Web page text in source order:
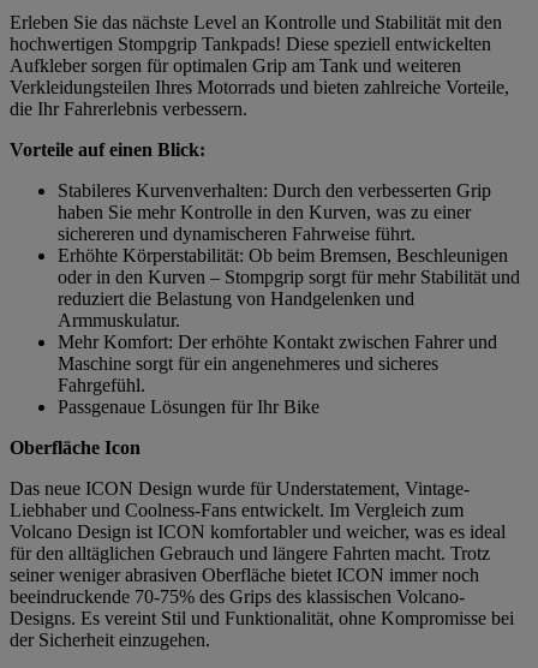
Erleben Sie das nächste Level an Kontrolle und Stabilität mit den
hochwertigen Stompgrip Tankpads! Diese speziell entwickelten
Aufkleber sorgen für optimalen Grip am Tank und weiteren
Verkleidungsteilen Ihres Motorrads und bieten zahlreiche Vorteile,
die Ihr Fahrerlebnis verbessern.
Vorteile auf einen Blick:
Stabileres Kurvenverhalten: Durch den verbesserten Grip
haben Sie mehr Kontrolle in den Kurven, was zu einer
sichereren und dynamischeren Fahrweise führt.
Erhöhte Körperstabilität: Ob beim Bremsen, Beschleunigen
oder in den Kurven – Stompgrip sorgt für mehr Stabilität und
reduziert die Belastung von Handgelenken und
Armmuskulatur.
Mehr Komfort: Der erhöhte Kontakt zwischen Fahrer und
Maschine sorgt für ein angenehmeres und sicheres
Fahrgefühl.
Passgenaue Lösungen für Ihr Bike
Oberfläche Icon
Das neue ICON Design wurde für Understatement, Vintage-
Liebhaber und Coolness-Fans entwickelt. Im Vergleich zum
Volcano Design ist ICON komfortabler und weicher, was es ideal
für den alltäglichen Gebrauch und längere Fahrten macht. Trotz
seiner weniger abrasiven Oberfläche bietet ICON immer noch
beeindruckende 70-75% des Grips des klassischen Volcano-
Designs. Es vereint Stil und Funktionalität, ohne Kompromisse bei
der Sicherheit einzugehen.